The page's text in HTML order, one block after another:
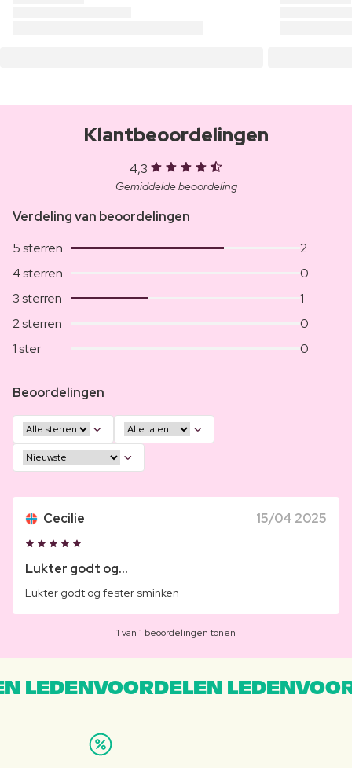
Klantbeoordelingen
4,3
Gemiddelde beoordeling
Verdeling van beoordelingen
5 sterren
2
4 sterren
0
3 sterren
1
2 sterren
0
1 ster
0
Beoordelingen
Cecilie 15/04 2025
Lukter godt og...
Lukter godt og fester sminken
1 van 1 beoordelingen tonen
LEDENVOORDELEN